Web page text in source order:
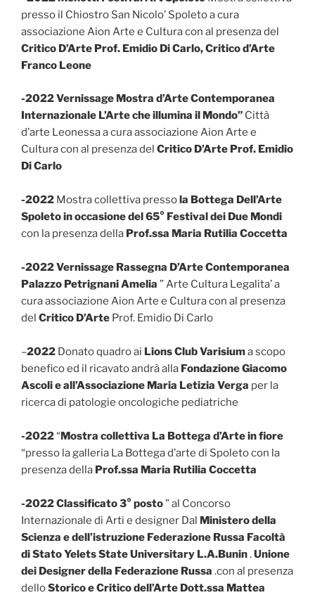
presso il Chiostro San Nicolo’ Spoleto a cura
associazione Aion Arte e Cultura con al presenza del
Critico D’Arte Prof. Emidio Di Carlo, Critico d’Arte
Franco Leone
-2022Vernissage Mostra d’Arte Contemporanea
Internazionale L’Arte che illumina il Mondo” Città
d’arte Leonessa a cura associazione Aion Arte e
Cultura con al presenza del Critico D’Arte Prof. Emidio
Di Carlo
-2022 Mostra collettiva pressola Bottega Dell’Arte
Spoleto in occasione del 65° Festival dei Due Mondi
con la presenza della Prof.ssa Maria Rutilia Coccetta
-2022 Vernissage Rassegna D’Arte Contemporanea
Palazzo Petrignani Amelia ” Arte Cultura Legalita’ a
cura associazione Aion Arte e Cultura con al presenza
del Critico D’Arte Prof. Emidio Di Carlo
–2022 Donato quadro ai Lions Club Varisiuma scopo
benefico ed il ricavato andrà alla Fondazione Giacomo
Ascoli e all’Associazione Maria Letizia Verga per la
ricerca di patologie oncologiche pediatriche
-2022“Mostra collettiva La Bottega d’Arte in fiore
“presso la galleria La Bottega d’arte di Spoleto con la
presenza della Prof.ssa Maria Rutilia Coccetta
-2022 Classificato 3° posto” al Concorso
Internazionale di Arti e designer Dal Ministero della
Scienza e dell’istruzione Federazione Russa Facoltà
di Stato YeletsState Universitary L.A.Bunin.Unione
dei Designer della Federazione Russa .con al presenza
delloStorico e Critico dell’Arte Dott.ssa Mattea